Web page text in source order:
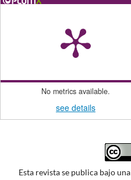
No metrics available.
see details
Esta revista se publica bajo una